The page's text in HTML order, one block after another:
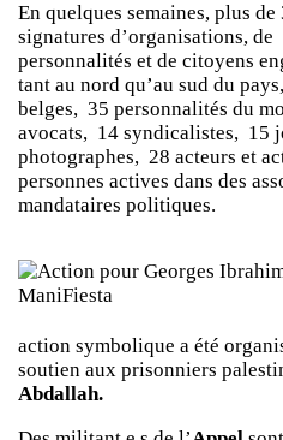
En quelques semaines, plus de
signatures d’organisations, de
personnalités et de citoyens
tant au nord qu’au sud du
belges, 35 personnalités du
avocats, 14 syndicalistes, 15
photographes, 28 acteurs et
personnes actives dans des
mandataires politiques.
action symbolique a été
soutien aux prisonniers
Abdallah.